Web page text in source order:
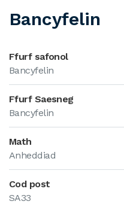
Bancyfelin
Ffurf safonol
Bancyfelin
Ffurf Saesneg
Bancyfelin
Math
Anheddiad
Cod post
SA33